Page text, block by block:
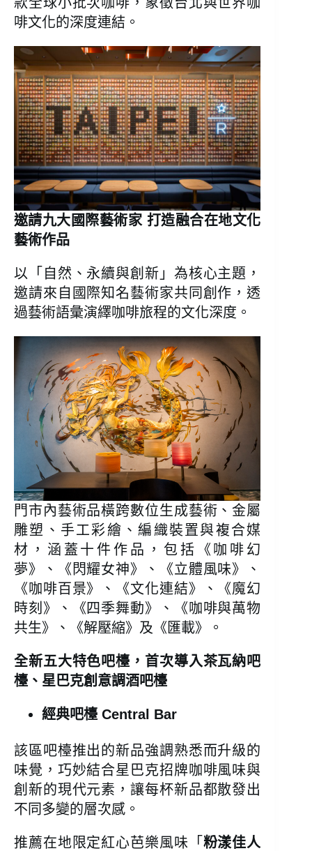
啡文化的深度連結。
邀請九大國際藝術家 打造融合在地文化
藝術作品
以「自然、永續與創新」為核心主題，
邀請來自國際知名藝術家共同創作，透
過藝術語彙演繹咖啡旅程的文化深度。
門市內藝術品橫跨數位生成藝術、金屬
雕塑、手工彩繪、編織裝置與複合媒
材，涵蓋十件作品，包括《咖啡幻
夢》、《閃耀女神》、《立體風味》、
《咖啡百景》、《文化連結》、《魔幻
時刻》、《四季舞動》、《咖啡與萬物
共生》、《解壓縮》及《匯載》。
全新五大特色吧檯，首次導入茶瓦納吧
檯、星巴克創意調酒吧檯
經典吧檯 Central Bar
該區吧檯推出的新品強調熟悉而升級的
味覺，巧妙結合星巴克招牌咖啡風味與
創新的現代元素，讓每杯新品都散發出
不同多變的層次感。
推薦在地限定紅心芭樂風味「 粉漾佳人